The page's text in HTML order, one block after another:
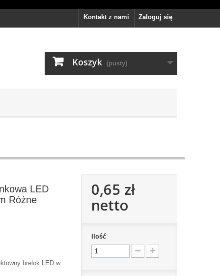
Zaloguj się
Kontakt z nami
Koszyk (pusty)
LED
Różne
brelok LED w
0,65 zł
netto
Ilość